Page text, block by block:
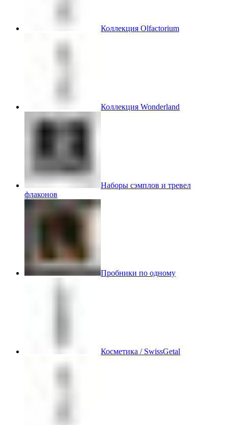
Коллекция Olfactorium
Коллекция Wonderland
Наборы сэмплов и тревел
флаконов
Пробники по одному
Косметика / SwissGetal